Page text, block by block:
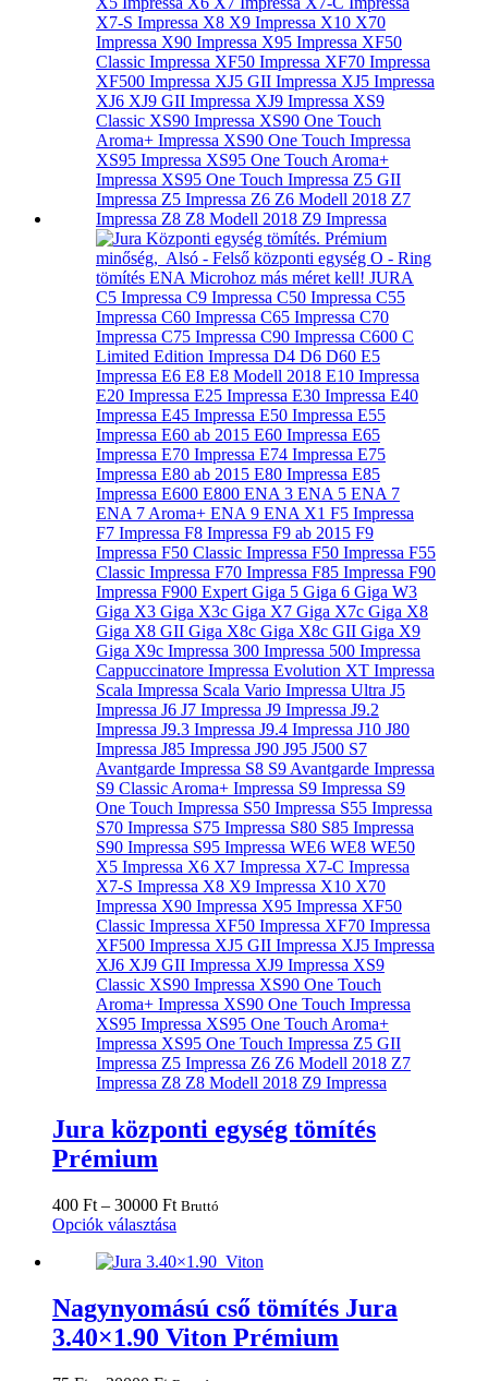
Jura központi egység tömítés
Prémium
400 Ft – 30000 FtÁrtartomány:
30000 Ft
Bruttó
Opciók választása
terméknek
variációja
van.
A
Nagynyomású cső tömítés Jura
3.40×1.90 Viton Prémium